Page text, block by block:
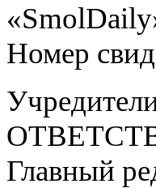
Номер
Главный